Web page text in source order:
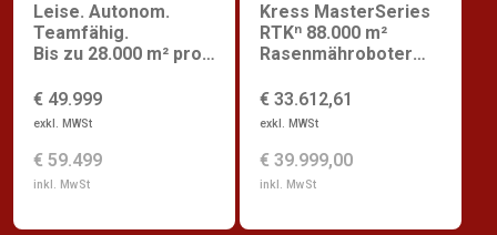
Leise. Autonom.
Teamfähig.
Bis zu 28.000 m² pro
€ 49.999
exkl. MWSt
€ 59.499
inkl. MwSt
Kress MasterSeries
RTKⁿ 88.000 m²
Rasenmähroboter
€ 33.612,61
exkl. MWSt
€ 39.999,00
inkl. MwSt